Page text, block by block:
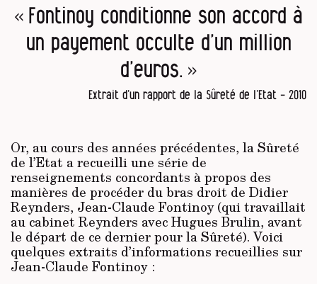
« Fontinoy conditionne son accord à
un payement occulte d’un million
d’euros. »
Extrait d’un rapport de la Sûreté de l’Etat - 2010
Or, au cours des années précédentes, la Sûreté
de l’Etat a recueilli une série de
renseignements concordants à propos des
manières de procéder du bras droit de Didier
Reynders, Jean-Claude Fontinoy (qui travaillait
au cabinet Reynders avec Hugues Brulin, avant
le départ de ce dernier pour la Sûreté). Voici
quelques extraits d’informations recueillies sur
Jean-Claude Fontinoy :